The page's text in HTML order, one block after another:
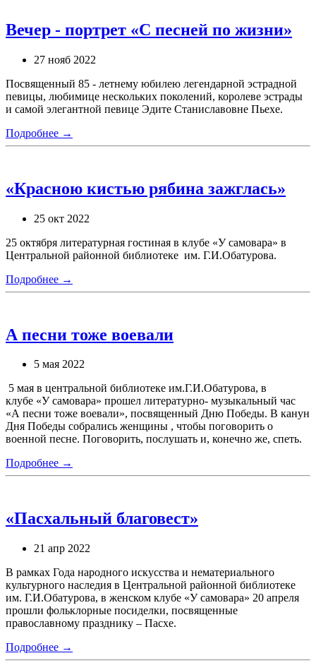
Вечер - портрет «С песней по жизни»
27 нояб 2022
Посвященный 85 - летнему юбилею легендарной эстрадной
певицы, любимице нескольких поколений, королеве эстрады
и самой элегантной певице Эдите Станиславовне Пьехе.
Подробнее →
«Красною кистью рябина зажглась»
25 окт 2022
25 октября литературная гостиная в клубе «У самовара» в
Центральной районной библиотеке им. Г.И.Обатурова.
Подробнее →
А песни тоже воевали
5 мая 2022
5 мая в центральной библиотеке им.Г.И.Обатурова, в
клубе «У самовара» прошел литературно- музыкальный час
«А песни тоже воевали», посвященный Дню Победы. В канун
Дня Победы собрались женщины , чтобы поговорить о
военной песне. Поговорить, послушать и, конечно же, спеть.
Подробнее →
«Пасхальный благовест»
21 апр 2022
В рамках Года народного искусства и нематериального
культурного наследия в Центральной районной библиотеке
им. Г.И.Обатурова, в женском клубе «У самовара» 20 апреля
прошли фольклорные посиделки, посвященные
православному празднику – Пасхе.
Подробнее →